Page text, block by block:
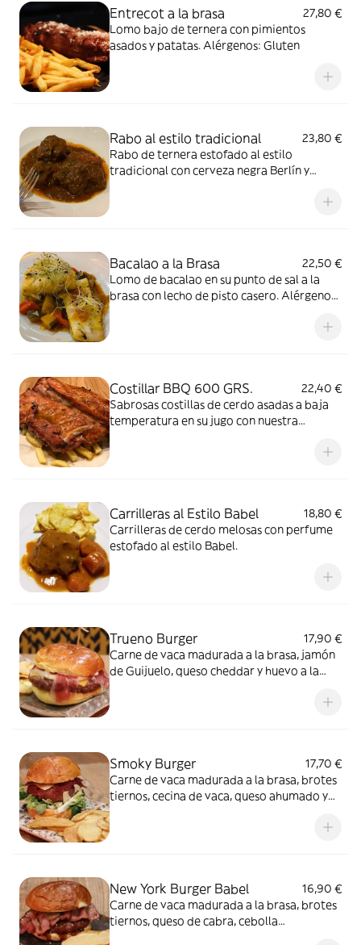
Entrecot a la brasa
27,80 €
Lomo bajo de ternera con pimientos
asados y patatas. Alérgenos: Gluten
Rabo al estilo tradicional
23,80 €
Rabo de ternera estofado al estilo
tradicional con cerveza negra Berlín y
Bacalao a la Brasa
22,50 €
Lomo de bacalao en su punto de sal a la
brasa con lecho de pisto casero. Alérgenos:
Costillar BBQ 600 GRS.
22,40 €
Sabrosas costillas de cerdo asadas a baja
temperatura en su jugo con nuestra
Carrilleras al Estilo Babel
18,80 €
Carrilleras de cerdo melosas con perfume
estofado al estilo Babel.
Trueno Burger
17,90 €
Carne de vaca madurada a la brasa, jamón
de Guijuelo, queso cheddar y huevo a la
Smoky Burger
17,70 €
Carne de vaca madurada a la brasa, brotes
tiernos, cecina de vaca, queso ahumado y
New York Burger Babel
16,90 €
Carne de vaca madurada a la brasa, brotes
tiernos, queso de cabra, cebolla